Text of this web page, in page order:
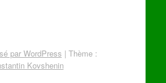
par WordPress | Thème :
Kovshenin